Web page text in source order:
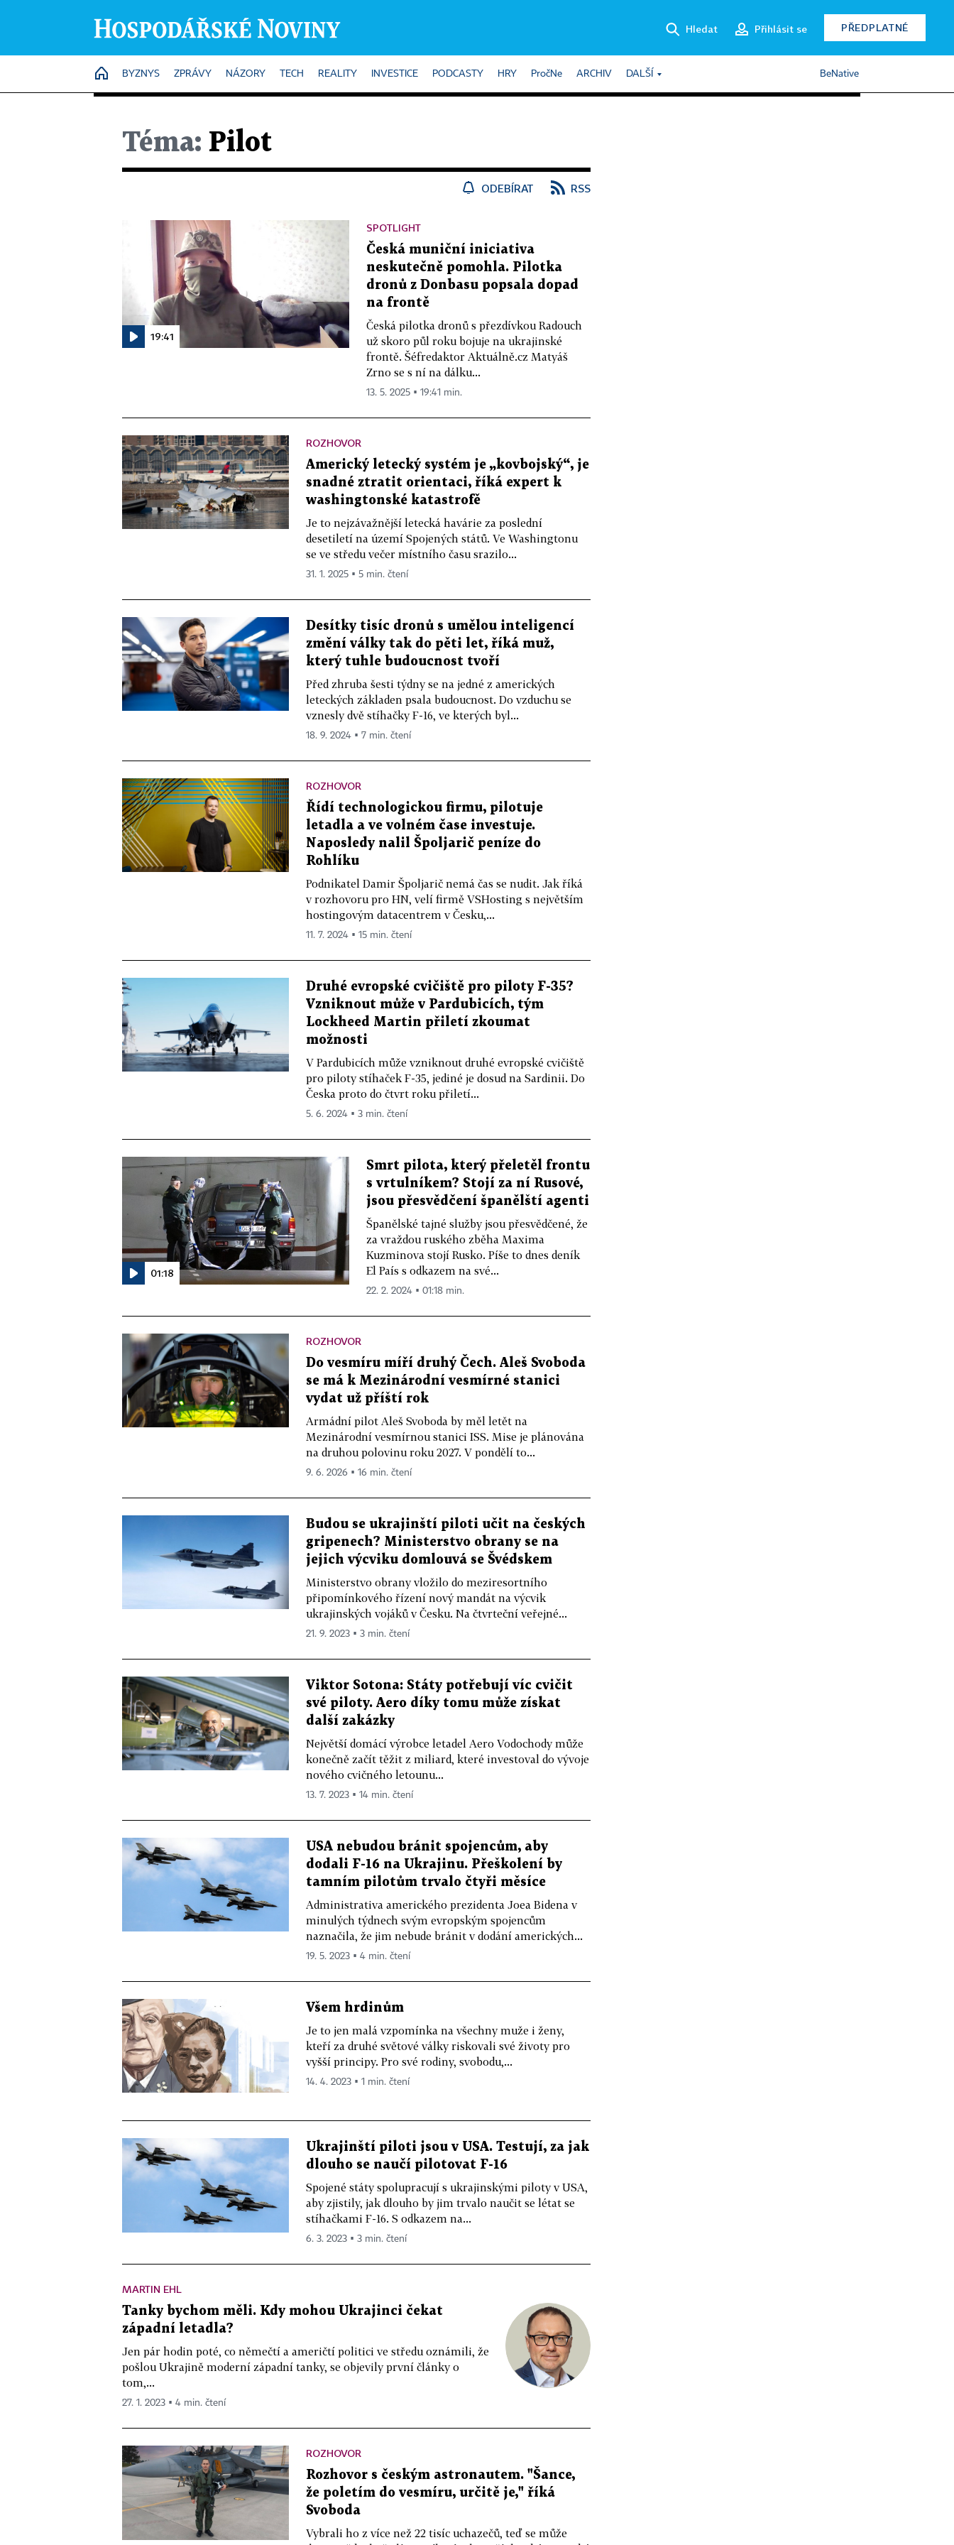
Hledat Přihlásit se PŘEDPLATNÉ
HOME
BYZNYS ZPRÁVY NÁZORY TECH REALITY INVESTICE PODCASTY HRY PročNe ARCHIV DALŠÍ BeNative
Téma: Pilot
ODEBÍRAT RSS
19:41
SPOTLIGHT
Česká muniční iniciativa
neskutečně pomohla. Pilotka
dronů z Donbasu popsala dopad
na frontě
Česká pilotka dronů s přezdívkou Radouch
už skoro půl roku bojuje na ukrajinské
frontě. Šéfredaktor Aktuálně.cz Matyáš
Zrno se s ní na dálku...
13. 5. 2025 ▪ 19:41 min.
ROZHOVOR
Americký letecký systém je „kovbojský“, je
snadné ztratit orientaci, říká expert k
washingtonské katastrofě
Je to nejzávažnější letecká havárie za poslední
desetiletí na území Spojených států. Ve Washingtonu
se ve středu večer místního času srazilo...
31. 1. 2025 ▪ 5 min. čtení
Desítky tisíc dronů s umělou inteligencí
změní války tak do pěti let, říká muž,
který tuhle budoucnost tvoří
Před zhruba šesti týdny se na jedné z amerických
leteckých základen psala budoucnost. Do vzduchu se
vznesly dvě stíhačky F-16, ve kterých byl...
18. 9. 2024 ▪ 7 min. čtení
ROZHOVOR
Řídí technologickou firmu, pilotuje
letadla a ve volném čase investuje.
Naposledy nalil Špoljarič peníze do
Rohlíku
Podnikatel Damir Špoljarič nemá čas se nudit. Jak říká
v rozhovoru pro HN, velí firmě VSHosting s největším
hostingovým datacentrem v Česku,...
11. 7. 2024 ▪ 15 min. čtení
Druhé evropské cvičiště pro piloty F-35?
Vzniknout může v Pardubicích, tým
Lockheed Martin přiletí zkoumat
možnosti
V Pardubicích může vzniknout druhé evropské cvičiště
pro piloty stíhaček F-35, jediné je dosud na Sardinii. Do
Česka proto do čtvrt roku přiletí...
5. 6. 2024 ▪ 3 min. čtení
01:18
Smrt pilota, který přeletěl frontu
s vrtulníkem? Stojí za ní Rusové,
jsou přesvědčení španělští agenti
Španělské tajné služby jsou přesvědčené, že
za vraždou ruského zběha Maxima
Kuzminova stojí Rusko. Píše to dnes deník
El País s odkazem na své...
22. 2. 2024 ▪ 01:18 min.
ROZHOVOR
Do vesmíru míří druhý Čech. Aleš Svoboda
se má k Mezinárodní vesmírné stanici
vydat už příští rok
Armádní pilot Aleš Svoboda by měl letět na
Mezinárodní vesmírnou stanici ISS. Mise je plánována
na druhou polovinu roku 2027. V pondělí to...
9. 6. 2026 ▪ 16 min. čtení
Budou se ukrajinští piloti učit na českých
gripenech? Ministerstvo obrany se na
jejich výcviku domlouvá se Švédskem
Ministerstvo obrany vložilo do meziresortního
připomínkového řízení nový mandát na výcvik
ukrajinských vojáků v Česku. Na čtvrteční veřejné...
21. 9. 2023 ▪ 3 min. čtení
Viktor Sotona: Státy potřebují víc cvičit
své piloty. Aero díky tomu může získat
další zakázky
Největší domácí výrobce letadel Aero Vodochody může
konečně začít těžit z miliard, které investoval do vývoje
nového cvičného letounu...
13. 7. 2023 ▪ 14 min. čtení
USA nebudou bránit spojencům, aby
dodali F-16 na Ukrajinu. Přeškolení by
tamním pilotům trvalo čtyři měsíce
Administrativa amerického prezidenta Joea Bidena v
minulých týdnech svým evropským spojencům
naznačila, že jim nebude bránit v dodání amerických...
19. 5. 2023 ▪ 4 min. čtení
Všem hrdinům
Je to jen malá vzpomínka na všechny muže i ženy,
kteří za druhé světové války riskovali své životy pro
vyšší principy. Pro své rodiny, svobodu,...
14. 4. 2023 ▪ 1 min. čtení
Ukrajinští piloti jsou v USA. Testují, za jak
dlouho se naučí pilotovat F-16
Spojené státy spolupracují s ukrajinskými piloty v USA,
aby zjistily, jak dlouho by jim trvalo naučit se létat se
stíhačkami F-16. S odkazem na...
6. 3. 2023 ▪ 3 min. čtení
MARTIN EHL
Tanky bychom měli. Kdy mohou Ukrajinci čekat
západní letadla?
Jen pár hodin poté, co němečtí a američtí politici ve středu oznámili, že
pošlou Ukrajině moderní západní tanky, se objevily první články o
tom,...
27. 1. 2023 ▪ 4 min. čtení
ROZHOVOR
Rozhovor s českým astronautem. "Šance,
že poletím do vesmíru, určitě je," říká
Svoboda
Vybrali ho z více než 22 tisíc uchazečů, teď se může